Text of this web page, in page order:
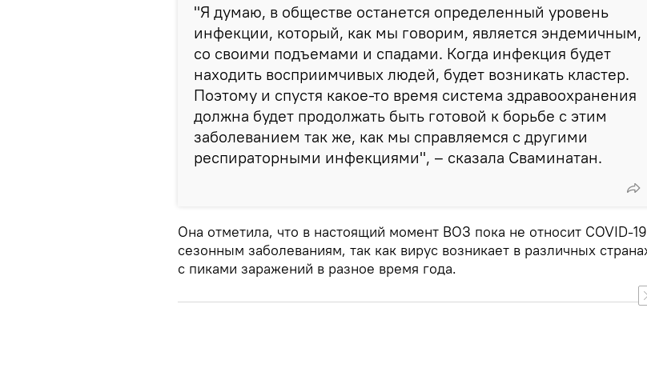
"Я думаю, в обществе останется определенный уровень
инфекции, который, как мы говорим, является эндемичным,
со своими подъемами и спадами. Когда инфекция будет
находить восприимчивых людей, будет возникать кластер.
Поэтому и спустя какое-то время система здравоохранения
должна будет продолжать быть готовой к борьбе с этим
заболеванием так же, как мы справляемся с другими
респираторными инфекциями", – сказала Сваминатан.
Она отметила, что в настоящий момент ВОЗ пока не относит COVID-
сезонным заболеваниям, так как вирус возникает в различных
с пиками заражений в разное время года.